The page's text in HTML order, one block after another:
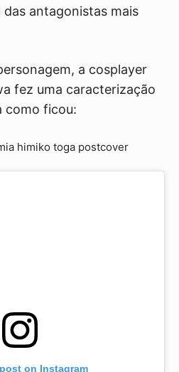
antagonistas mais
a cosplayer
fez uma caracterização
como ficou:
on Instagram